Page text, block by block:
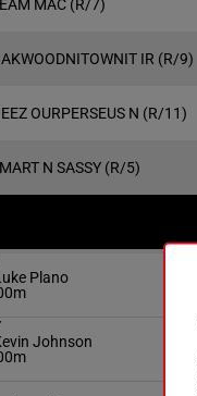
MAC (R/7)
IR (R/9)
OURPERSEUS N (R/11)
N SASSY (R/5)
Plano
Johnson